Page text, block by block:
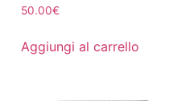
50.00€
Aggiungi al carrello